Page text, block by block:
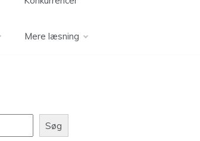
Mere læsning
Søg